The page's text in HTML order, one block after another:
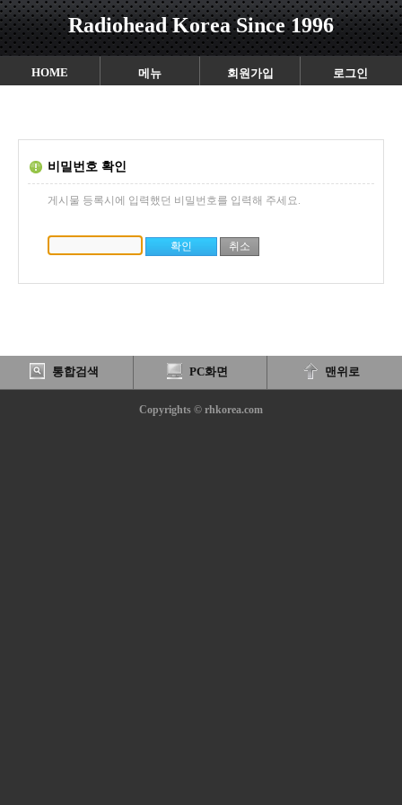
Radiohead Korea Since 1996
HOME 메뉴 회원가입 로그인
비밀번호 확인
게시물 등록시에 입력했던 비밀번호를 입력해 주세요.
통합검색 PC화면 맨위로
Copyrights © rhkorea.com